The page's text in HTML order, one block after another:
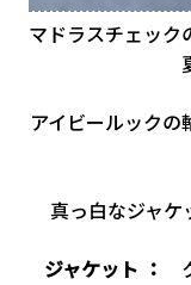
マドラスチェック
アイビールック
真っ白なジャケ
ジャケット ：